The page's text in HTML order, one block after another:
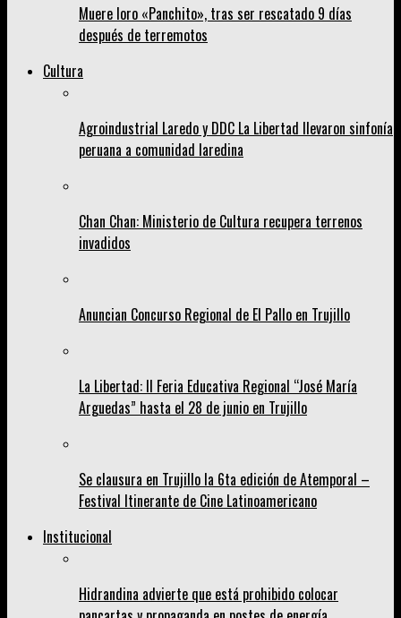
Muere loro «Panchito», tras ser rescatado 9 días
después de terremotos
Cultura
Agroindustrial Laredo y DDC La Libertad llevaron sinfonía
peruana a comunidad laredina
Chan Chan: Ministerio de Cultura recupera terrenos
invadidos
Anuncian Concurso Regional de El Pallo en Trujillo
La Libertad: II Feria Educativa Regional “José María
Arguedas” hasta el 28 de junio en Trujillo
Se clausura en Trujillo la 6ta edición de Atemporal –
Festival Itinerante de Cine Latinoamericano
Institucional
Hidrandina advierte que está prohibido colocar